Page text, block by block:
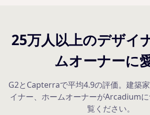
25万人以上のデザイ
ムオーナーに
G2とCapterraで平均4.9の評価。建築
イナー、ホームオーナーがArcadium
覧ください。